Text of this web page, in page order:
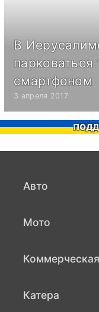
В
парковаться
смартфоном
3 апреля 2017
Авто
Мото
Катера